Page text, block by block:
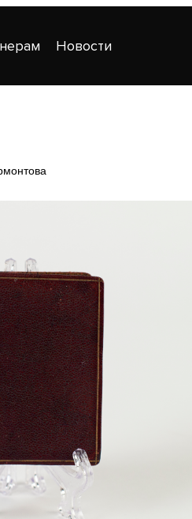
Новости